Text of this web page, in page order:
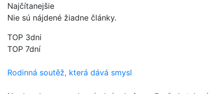
Najčítanejšie
Nie sú nájdené žiadne články.
TOP 3dni
TOP 7dní
Rodinná soutěž, která dává smysl